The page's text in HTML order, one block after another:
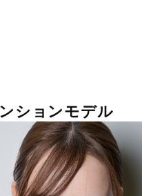
ションモデル